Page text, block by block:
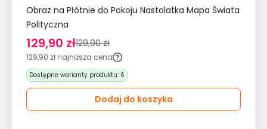
Obraz na Płótnie do Pokoju Nastolatka Mapa Świata
Polityczna
129,90 zł129,90 zł
129,90 zł najniższa cena
Dostępne warianty produktu: 6
Dodaj do koszyka